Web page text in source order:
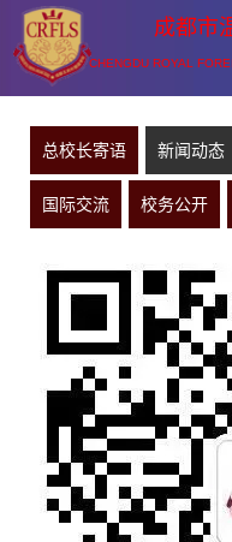
成都市
CHENGDU ROYAL
总校长寄语 新闻动态
国际交流 校务公开